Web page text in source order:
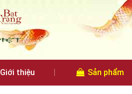
Giới thiệu Sản phẩm